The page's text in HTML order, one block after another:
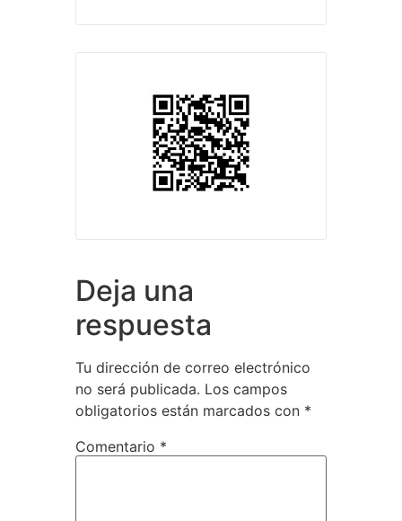
Deja una
respuesta
Tu dirección de correo electrónico
no será publicada. Los campos
obligatorios están marcados con *
Comentario *